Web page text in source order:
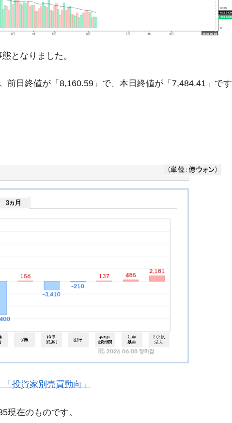
ターゲットにぶん殴る法案」提出！⇒ クーパン問題は合衆国企業に対
年2Qの業績「史上最高益」当期純利益は前年同期比13.4倍に。
。全産業の半分未満しか雇用を生まない
面白い結果に。
カル』純借入金が約8兆。信用格付け「ネガティブ」にダウン
ーキットブレイカーも発動！ 半導体2銘柄の暴落
突破！
進技術の塊！
いる都道府県とは？
騎手がもらえる賞金とは？
とは？
終わりそうなスーパーリーグとは？
額とは？
となりました。
前日終値が「8,160.59」で、本日終値が「7,484.41」です
「投資家別売買動向」
現在のものです。